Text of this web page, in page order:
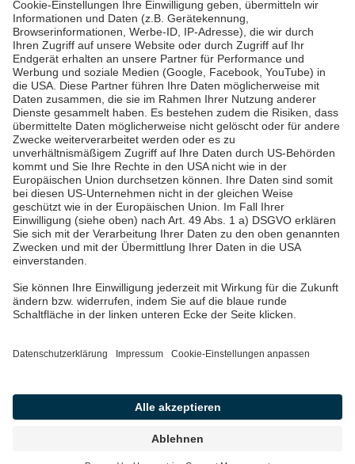
Pfalzwerke
Über uns & Autoren
Datenschutz
Impressum
Barrierefreiheit
Wir sind die Pfalzwerke: